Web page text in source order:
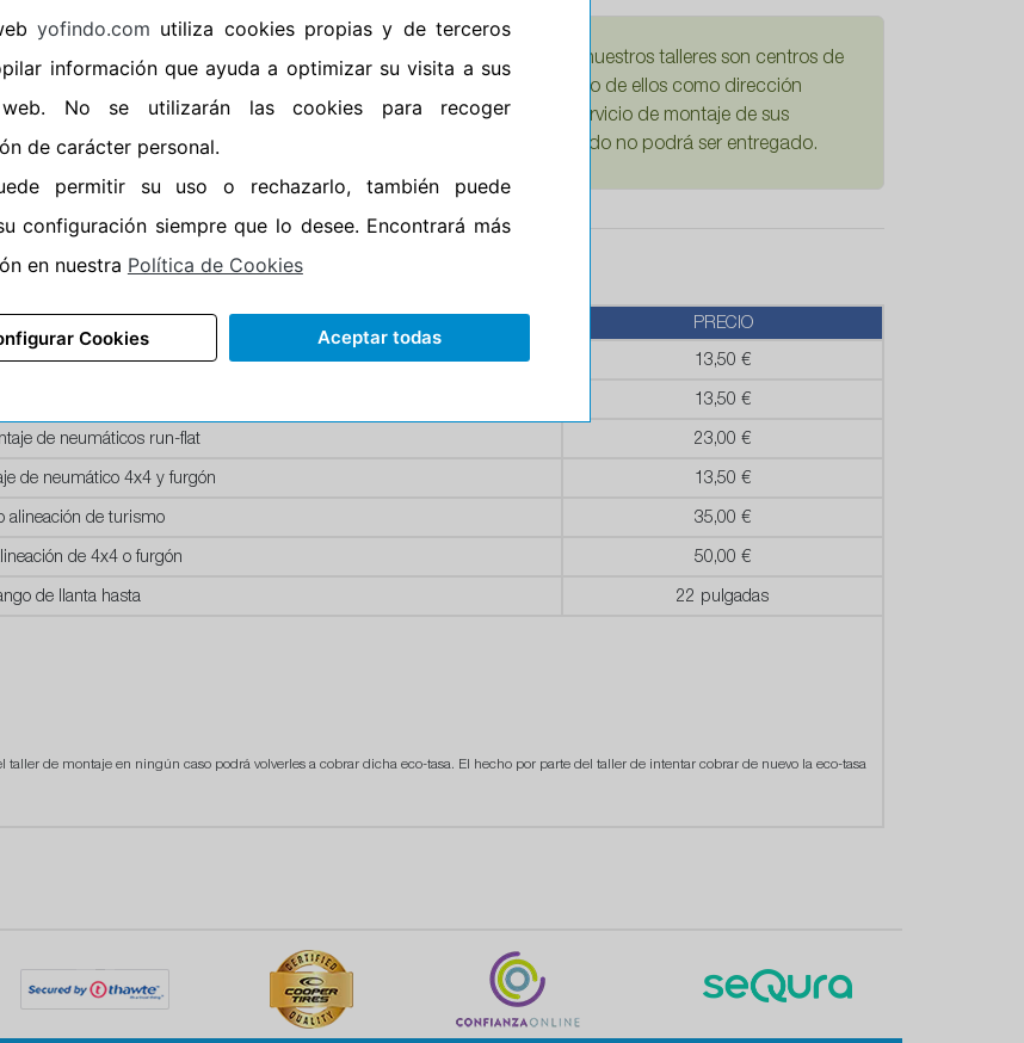
Aviso importante:
Le recordamos que nuestros talleres son centros de
montaje, no de recogida. Si escoge uno de ellos como dirección
entrega esta acción lleva implícita el servicio de montaje de sus
neumáticos. En caso contrario su pedido no podrá ser entregado.
PRECIO
de llanta de acero 13,50 €
13,50 €
de neumáticos run-flat 23,00 €
de neumático 4x4 y furgón 13,50 €
alineación de turismo 35,00 €
de 4x4 o furgón 50,00 €
de llanta hasta 22 pulgadas
taller de montaje en ningún caso podrá volverles a cobrar dicha eco-tasa. El hecho por parte del taller de intentar cobrar de nuevo la eco-tasa
yofindo.com utiliza cookies propias y de terceros
información que ayuda a optimizar su visita a sus
web. No se utilizarán las cookies para recoger
de carácter personal.
permitir su uso o rechazarlo, también puede
configuración siempre que lo desee. Encontrará más
en nuestra Política de Cookies
Cookies Aceptar todas